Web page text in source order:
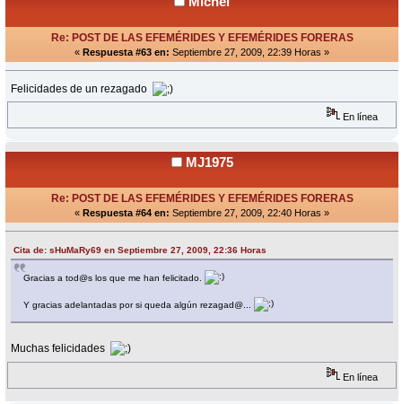
Re: POST DE LAS EFEMÉRIDES Y EFEMÉRIDES FORERAS
« Respuesta #63 en: Septiembre 27, 2009, 22:39 Horas »
Felicidades de un rezagado
En línea
MJ1975
Re: POST DE LAS EFEMÉRIDES Y EFEMÉRIDES FORERAS
« Respuesta #64 en: Septiembre 27, 2009, 22:40 Horas »
Cita de: sHuMaRy69 en Septiembre 27, 2009, 22:36 Horas
Gracias a tod@s los que me han felicitado.
Y gracias adelantadas por si queda algún rezagad@...
Muchas felicidades
En línea